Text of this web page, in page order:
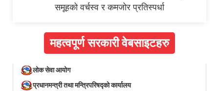
समूहको वर्चस्व र कमजोर प्रतिस्पर्धा
महत्वपूर्ण सरकारी वेबसाइटहरु
लोक सेवा आयोग
प्रधानमन्त्री तथा मन्त्रिपरिषद्को कार्यालय